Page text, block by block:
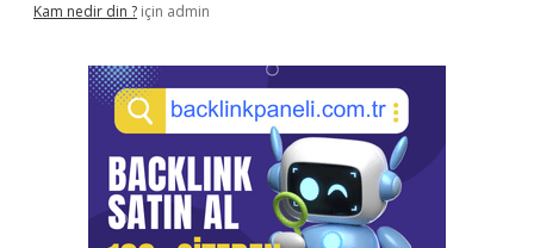
Kam nedir din ? için admin